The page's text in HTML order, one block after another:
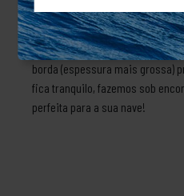
Compensado Naval Silk em
parafusos; 02 suportes
(onde a prancha fica apoiada)
borda (espessura mais grossa)
fica tranquilo, fazemos sob
perfeita para a sua nave!